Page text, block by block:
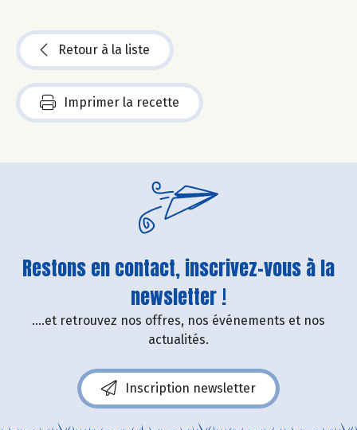
Retour à la liste
Imprimer la recette
Restons en contact, inscrivez-vous à la
newsletter !
....et retrouvez nos offres, nos événements et nos
actualités.
Inscription newsletter